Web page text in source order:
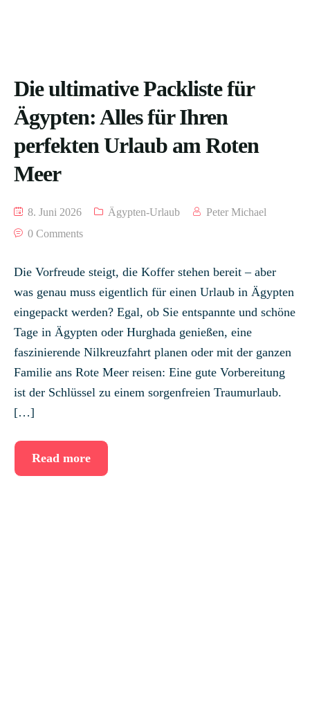
Die ultimative Packliste für
Ägypten: Alles für Ihren
perfekten Urlaub am Roten
Meer
8. Juni 2026 Ägypten-Urlaub
Peter Michael
0 Comments
Die Vorfreude steigt, die Koffer stehen bereit – aber
was genau muss eigentlich für einen Urlaub in Ägypten
eingepackt werden? Egal, ob Sie entspannte und schöne
Tage in Ägypten oder Hurghada genießen, eine
faszinierende Nilkreuzfahrt planen oder mit der ganzen
Familie ans Rote Meer reisen: Eine gute Vorbereitung
ist der Schlüssel zu einem sorgenfreien Traumurlaub.
[…]
Read more